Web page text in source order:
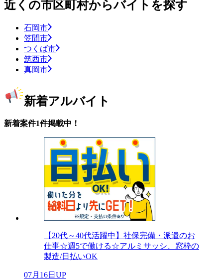
近くの市区町村からバイトを探す
石岡市
笠間市
つくば市
筑西市
真岡市
新着アルバイト
新着案件1件掲載中！
【20代～40代活躍中】社保完備・派遣のお
仕事☆週5で働ける☆アルミサッシ、窓枠の
製造/日払いOK
07月16日UP